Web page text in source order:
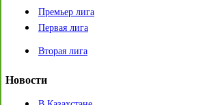
Премьер лига
Первая лига
Вторая лига
Новости